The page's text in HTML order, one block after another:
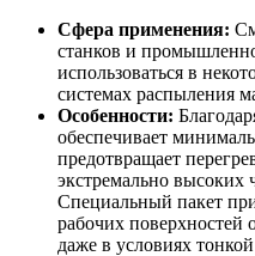
Сфера применения:
станков и
использоваться в
системах распыления
Особенности:
обеспечивает
предотвращает
экстремально высоких
Специальный пакет
рабочих поверхностей
даже в условиях